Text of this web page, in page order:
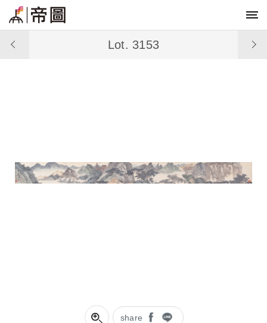
share
Lot. 3153